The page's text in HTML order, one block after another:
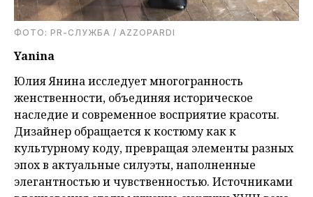
ФОТО: PR-СЛУЖБА / AZZOPARDI
Yanina
Юлия Янина исследует многогранность
женственности, объединяя историческое
наследие и современное восприятие красоты.
Дизайнер обращается к костюму как к
культурному коду, превращая элементы разных
эпох в актуальные силуэты, наполненные
элегантностью и чувственностью. Источниками